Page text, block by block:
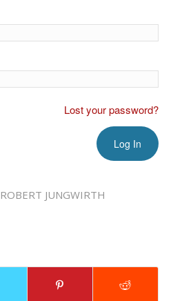
Lost your password?
ROBERT JUNGWIRTH